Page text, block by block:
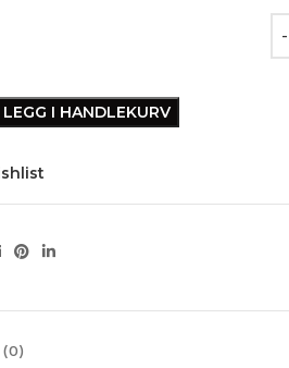
LEGG I HANDLEKURV
(0)